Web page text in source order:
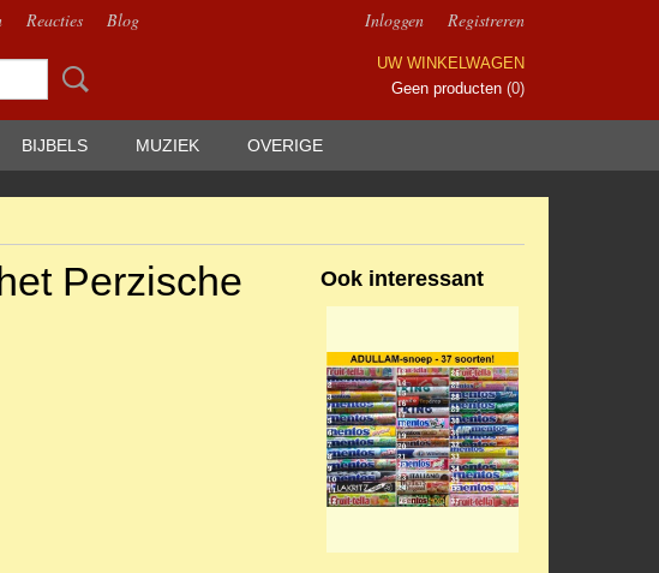
Reacties Blog Inloggen Registreren
UW WINKELWAGEN
Geen producten (0)
BIJBELS MUZIEK OVERIGE
Perzische
Ook interessant